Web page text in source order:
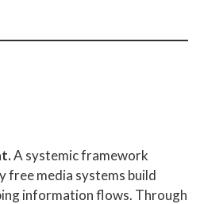
A systemic framework
free media systems build
information flows. Through